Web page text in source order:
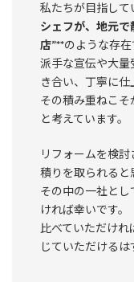
私たちが目指して
シェフが、地元で
店”**のような存在
派手な宣伝や大量
き合い、丁寧に仕
その積み重ねこ
と考えています。
リフォームを検
積りを取られると
その中の一社とし
ければ幸いです。
比べていただけ
じていただけるは